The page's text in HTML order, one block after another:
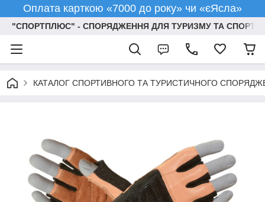
Оплата карткою «7000 до року» чи «єЯсла»
"СПОРТПЛЮС" - СПОРЯДЖЕННЯ ДЛЯ ТУРИЗМУ ТА СПОРТУ
КАТАЛОГ СПОРТИВНОГО ТА ТУРИСТИЧНОГО